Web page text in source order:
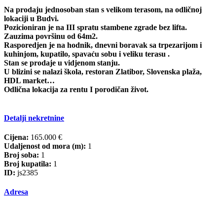
Na prodaju jednosoban stan s velikom terasom, na odličnoj
lokaciji u Budvi.
Pozicioniran je na III spratu stambene zgrade bez lifta.
Zauzima površinu od 64m2.
Rasporedjen je na hodnik, dnevni boravak sa trpezarijom i
kuhinjom, kupatilo, spavaću sobu i veliku terasu .
Stan se prodaje u vidjenom stanju.
U blizini se nalazi škola, restoran Zlatibor, Slovenska plaža,
HDL market…
Odlična lokacija za rentu I porodičan život.
Detalji nekretnine
Cijena: 165.000 €
Udaljenost od mora (m): 1
Broj soba: 1
Broj kupatila: 1
ID: js2385
Adresa